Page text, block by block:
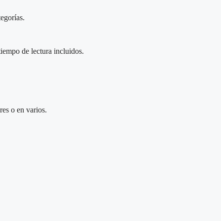
de lectura incluidos.
o en varios.